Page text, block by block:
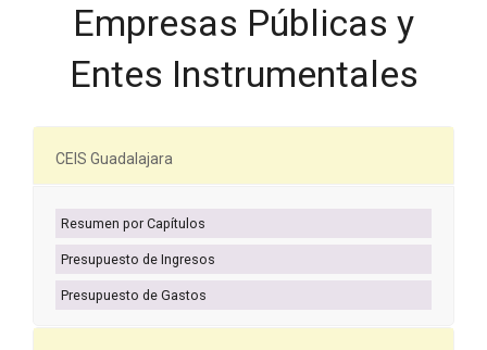
Empresas Públicas y
Entes Instrumentales
CEIS Guadalajara
Resumen por Capítulos
Presupuesto de Ingresos
Presupuesto de Gastos